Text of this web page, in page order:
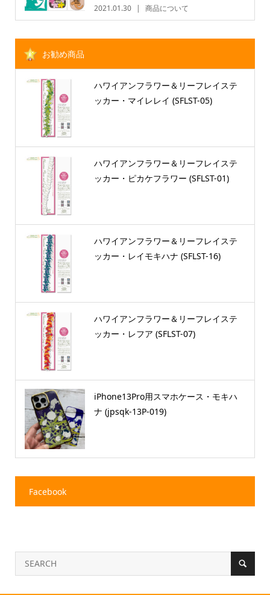
2021.01.30 商品について
お勧め商品
ハワイアンフラワー＆リーフレイステ
ッカー・マイレレイ (SFLST-05)
ハワイアンフラワー＆リーフレイステ
ッカー・ピカケフラワー (SFLST-01)
ハワイアンフラワー＆リーフレイステ
ッカー・レイモキハナ (SFLST-16)
ハワイアンフラワー＆リーフレイステ
ッカー・レフア (SFLST-07)
iPhone13Pro用スマホケース・モキハ
ナ (jpsqk-13P-019)
Facebook